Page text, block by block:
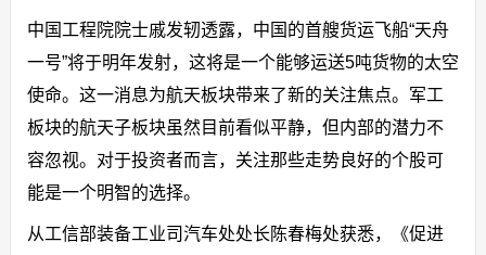
中国工程院院士戚发轫透露，中国的首艘货运飞船“天舟
一号”将于明年发射，这将是一个能够运送5吨货物的太空
使命。这一消息为航天板块带来了新的关注焦点。军工
板块的航天子板块虽然目前看似平静，但内部的潜力不
容忽视。对于投资者而言，关注那些走势良好的个股可
能是一个明智的选择。
从工信部装备工业司汽车处处长陈春梅处获悉，《促进